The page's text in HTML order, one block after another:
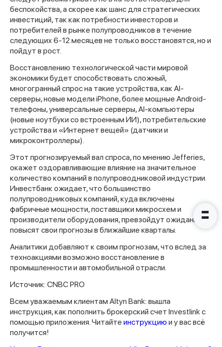
беспокойства, а скорее как шанс для стратегических
инвестиций, так как потребности инвесторов и
потребителей в рынке полупроводников в течение
следующих 6-12 месяцев не только восстановятся, но и
пойдут в рост.
Восстановлению технологической части мировой
экономики будет способствовать сложный,
многогранный спрос на такие устройства, как AI-
серверы, новые модели iPhone, более мощные Android-
телефоны, универсальные серверы, AI-компьютеры
(новые ноутбуки со встроенным ИИ), потребительские
устройства и «Интернет вещей» (датчики и
микроконтроллеры).
Этот прогнозируемый вал спроса, по мнению Jefferies,
окажет оздоравливающие влияние на значительное
количество компаний в полупроводниковой индустрии.
Инвестбанк ожидает, что большинство
полупроводниковых компаний, куда включены
фабричные мощности, поставщики микросхем и
производители оборудования, превзойдут ожидания и
повысят свои прогнозы в ближайшие кварталы.
Аналитики добавляют к своим прогнозам, что вслед за
техноакциями возможно восстановление в
промышленности и автомобильной отрасли.
Источник: CNBC PRO
Всем уважаемым клиентам Altyn Bank: вышла
инструкция, как пополнить брокерский счет Investlink с
помощью приложения. Читайте инструкцию и у вас всё
получится!
Спасибо за заявку
Наши консультанты свяжутся с
вами в ближайшее время